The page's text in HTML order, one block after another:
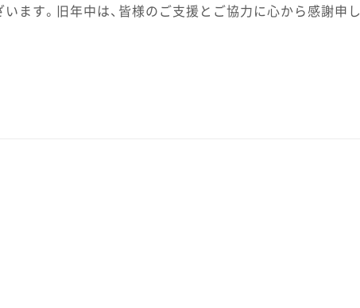
ます。旧年中は、皆様のご支援とご協力に心から感謝申し